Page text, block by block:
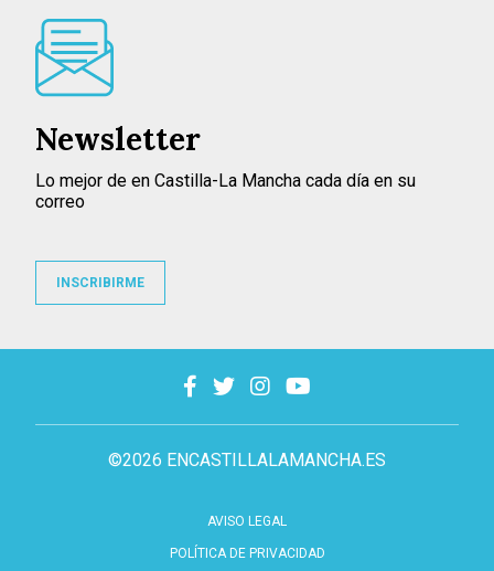
©2026 ENCASTILLALAMANCHA.ES
AVISO LEGAL
POLÍTICA DE PRIVACIDAD
Newsletter
Lo mejor de en Castilla-La Mancha cada día en su
correo
INSCRIBIRME